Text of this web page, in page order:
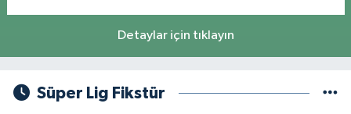
Detaylar için tıklayın
Süper Lig Fikstür